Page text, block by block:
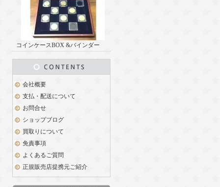
コインケースBOX &バインダー
会社概要
支払・配送について
お問合せ
ショップブログ
買取りについて
免責事項
よくあるご質問
正規販売店提携元ご紹介